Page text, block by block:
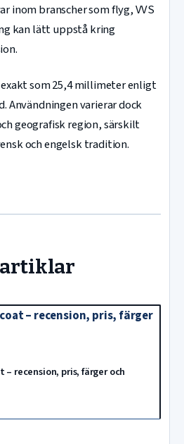
inom branscher som flyg, VVS
kan lätt uppstå kring
som 25,4 millimeter enligt
Användningen varierar dock
geografisk region, särskilt
och engelsk tradition.
artiklar
– recension, pris, färger och